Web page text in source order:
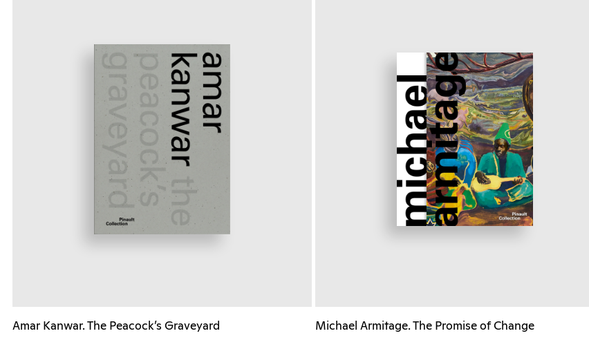
Amar Kanwar. The Peacock’s Graveyard Michael Armitage. The Promise of Change